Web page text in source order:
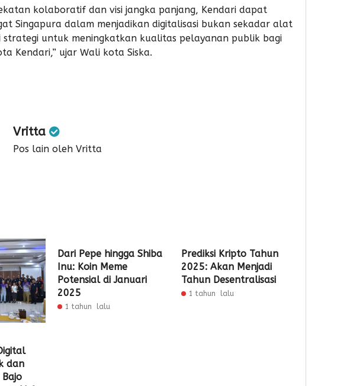
kolaboratif dan visi jangka panjang, Kendari dapat
Singapura dalam menjadikan digitalisasi bukan sekadar alat
strategi untuk meningkatkan kualitas pelayanan publik bagi
Kendari,” ujar Wali kota Siska.
Vritta
Pos lain oleh Vritta
dan
Bajo
Dari Pepe hingga Shiba
Inu: Koin Meme
Potensial di Januari
2025
1 tahun lalu
Prediksi Kripto Tahun
2025: Akan Menjadi
Tahun Desentralisasi
1 tahun lalu